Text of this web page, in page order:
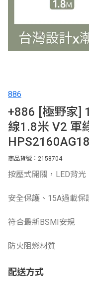
886
+886 [極野家]
線1.8米 V2 軍
HPS2160AG18
商品貨號：2158704
按壓式開關，LED背光
安全保護、15A過載保
符合最新BSMI安規
防火阻燃材質
配送方式